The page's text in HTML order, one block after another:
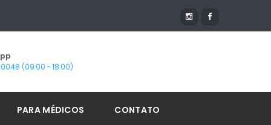
0048 (09:00 - 18:00)
PARA MÉDICOS CONTATO